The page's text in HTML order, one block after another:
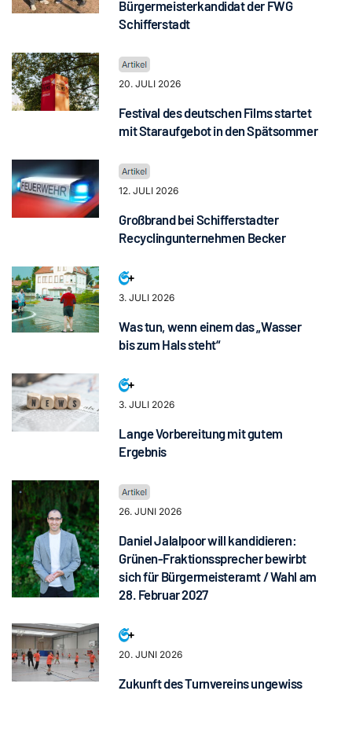
Bürgermeisterkandidat der FWG
Schifferstadt
20. JULI 2026
Festival des deutschen Films startet
mit Staraufgebot in den Spätsommer
12. JULI 2026
Großbrand bei Schifferstadter
Recyclingunternehmen Becker
3. JULI 2026
Was tun, wenn einem das „Wasser
bis zum Hals steht“
3. JULI 2026
Lange Vorbereitung mit gutem
Ergebnis
26. JUNI 2026
Daniel Jalalpoor will kandidieren:
Grünen-Fraktionssprecher bewirbt
sich für Bürgermeisteramt / Wahl am
28. Februar 2027
20. JUNI 2026
Zukunft des Turnvereins ungewiss